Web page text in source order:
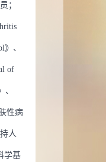
；
》、
of
、
性病
人
学基